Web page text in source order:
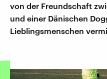
von der Freundschaft
und einer Dänischen
Lieblingsmenschen